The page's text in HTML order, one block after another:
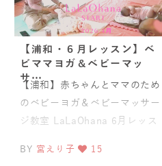
【浦和・６月レッスン】ベ
ビママヨガ＆ベビーマッ
サ…
【浦和】赤ちゃんとママのため
のベビーヨガ＆ベビーマッサー
ジ教室 LaLaOhana 6月レッス
め、ご予
BY 宮えり子 15